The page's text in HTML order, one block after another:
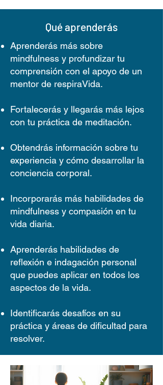
Qué aprenderás
Aprenderás más sobre
mindfulness y profundizar tu
comprensión con el apoyo de un
mentor de respiraVida.
Fortalecerás y llegarás más lejos
con tu práctica de meditación.
Obtendrás información sobre tu
experiencia y cómo desarrollar la
conciencia corporal.
Incorporarás más habilidades de
mindfulness y compasión en tu
vida diaria.
Aprenderás habilidades de
reflexión e indagación personal
que puedes aplicar en todos los
aspectos de la vida.
Identificarás desafíos en su
práctica y áreas de dificultad para
resolver.